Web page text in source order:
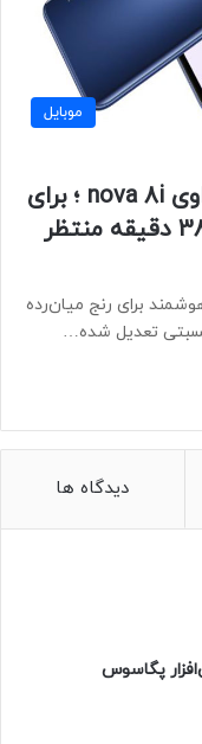
موبايل
فناوری شارژ 66 واتی گوشی هواوی nova 8i ؛ برای
شارژدهی بیش از یک روز فقط 38 دقیقه منتظر
برای رنج میان‌رده
نسبتی تعدیل شده…
دیدگاه ها
پگاسوس